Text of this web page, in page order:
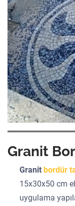
Granit
Granitbordür
15x30x50 cm
uygulama